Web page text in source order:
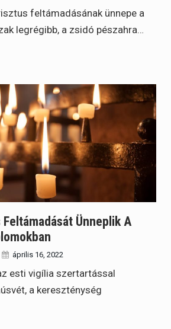
feltámadásának ünnepe a
legrégibb, a zsidó pészahra…
Ünneplik A
április 16, 2022
esti vigília szertartással
a kereszténység